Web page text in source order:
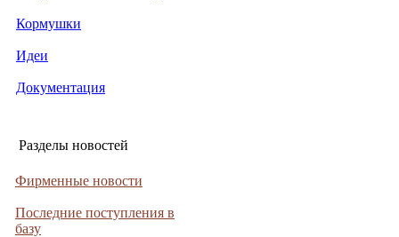
Кормушки
Идеи
Документация
Разделы новостей
Фирменные новости
Последние поступления в
базу